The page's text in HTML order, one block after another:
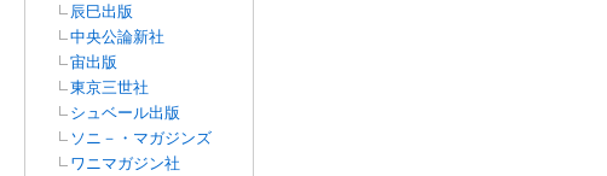
辰巳出版
中央公論新社
宙出版
東京三世社
シュベール出版
ソニ－・マガジンズ
ワニマガジン社